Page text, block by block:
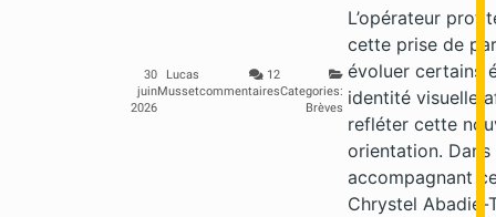
30
juin
2026
Lucas
Musset
12
commentairesCategories:
Brèves
L’opérateur
cette prise de
évoluer certains
identité visuelle
refléter cette
orientation.
accompagnant
Chrystel Abadie-